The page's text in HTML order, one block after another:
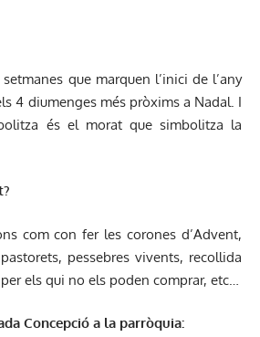
que marquen l’inici de l’any
4 diumenges més pròxims a Nadal. I
és el morat que simbolitza la
com con fer les corones d’Advent,
pessebres vivents, recollida
els qui no els poden comprar, etc…
Concepció a la parròquia: